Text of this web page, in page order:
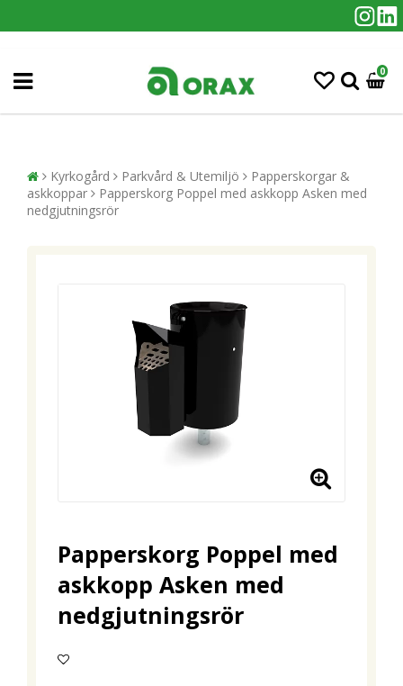
0
Kyrkogård Parkvård & Utemiljö
Papperskorgar &
askkoppar
Papperskorg Poppel med askkopp Asken med
nedgjutningsrör
Papperskorg Poppel med
askkopp Asken med
nedgjutningsrör